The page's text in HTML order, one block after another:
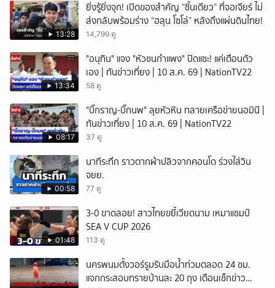
13:28
ยิ่งรู้ยิ่งจุก! เปิดของสำคัญ “ชิ้นเดียว” ที่จอเจียร์ ไม่
ส่งกลับพร้อมร่าง “ฮลุน โซโล่” หลังถึงแผ่นดินไทย!
14,799 ดู
13:34
"อนุทิน" แจง "หัวชนกำแพง" ปัดแซะ! แค่เตือนตัว
เอง | ทันข่าวเที่ยง | 10 ส.ค. 69 | NationTV22
58 ดู
08:17
"บิ๊กราญ-บิ๊กนพ" ลุยหัวหิน ทลายเครือข่ายนอมินี |
ทันข่าวเที่ยง | 10 ส.ค. 69 | NationTV22
37 ดู
00:58
นาทีระทึก ราวตากผ้าปลิวจากคอนโด ร่วงใส่วิน
จยย.
77 ดู
01:48
3-0 ขาดลอย! สาวไทยขยี้เวียดนาม เหมาแชมป์
SEA V CUP 2026
113 ดู
นครพนมตั้งวอร์รูมรับมือน้ำท่วมตลอด 24 ชม.
แจกกระสอบทรายบ้านละ 20 ถุง เตือนเช็กข่าว